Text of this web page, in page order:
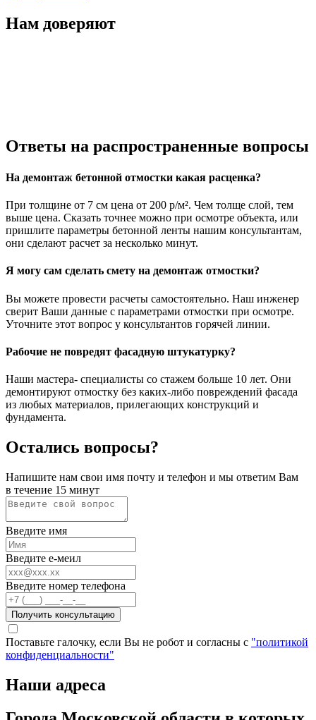
Нам доверяют
Ответы на распространенные вопросы
На демонтаж бетонной отмостки какая расценка?
При толщине от 7 см цена от 200 р/м². Чем толще слой, тем
выше цена. Сказать точнее можно при осмотре объекта, или
пришлите параметры бетонной ленты нашим консультантам,
они сделают расчет за несколько минут.
Я могу сам сделать смету на демонтаж отмостки?
Вы можете провести расчеты самостоятельно. Наш инженер
сверит Ваши данные с параметрами отмостки при осмотре.
Уточните этот вопрос у консультантов горячей линии.
Рабочие не повредят фасадную штукатурку?
Наши мастера- специалисты со стажем больше 10 лет. Они
демонтируют отмостку без каких-либо повреждений фасада
из любых материалов, прилегающих конструкций и
фундамента.
Остались вопросы?
Напишите нам свои имя почту и телефон и мы ответим Вам
в течение 15 минут
Введите имя
Введите е-меил
Введите номер телефона
Получить консультацию
Поставьте галочку, если Вы не робот и согласны с "политикой
конфиденциальности"
Наши адреса